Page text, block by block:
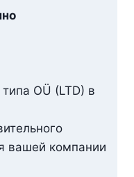
OÜ (LTD) в
вашей компании